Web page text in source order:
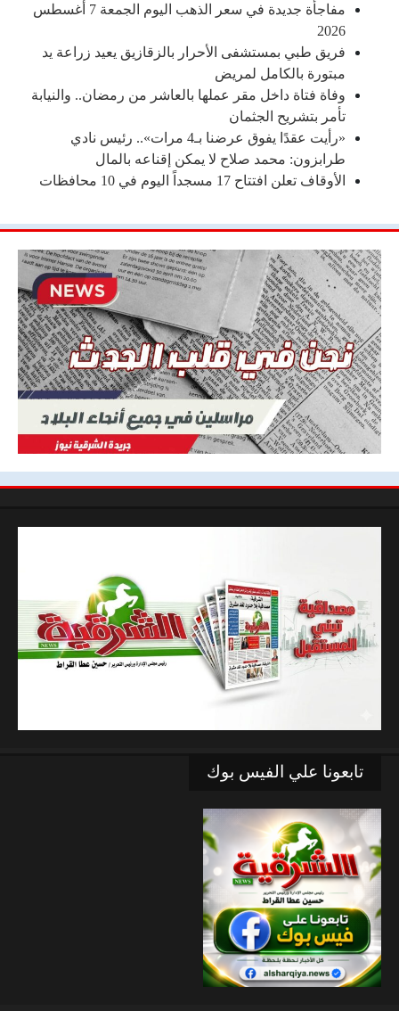
مفاجأة جديدة في سعر الذهب اليوم الجمعة 7 أغسطس
2026
فريق طبي بمستشفى الأحرار بالزقازيق يعيد زراعة يد
مبتورة بالكامل لمريض
وفاة فتاة داخل مقر عملها بالعاشر من رمضان.. والنيابة
تأمر بتشريح الجثمان
«رأيت عقدًا يفوق عرضنا بـ4 مرات».. رئيس نادي
طرابزون: محمد صلاح لا يمكن إقناعه بالمال
الأوقاف تعلن افتتاح 17 مسجداً اليوم في 10 محافظات
تابعونا علي الفيس بوك